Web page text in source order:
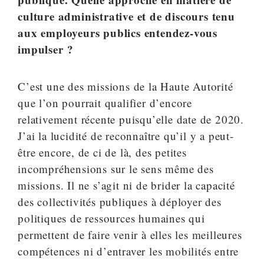
culture administrative et de discours tenu
aux employeurs publics entendez-vous
impulser ?
C’est une des missions de la Haute Autorité
que l’on pourrait qualifier d’encore
relativement récente puisqu’elle date de 2020.
J’ai la lucidité de reconnaître qu’il y a peut-
être encore, de ci de là, des petites
incompréhensions sur le sens même des
missions. Il ne s’agit ni de brider la capacité
des collectivités publiques à déployer des
politiques de ressources humaines qui
permettent de faire venir à elles les meilleures
compétences ni d’entraver les mobilités entre